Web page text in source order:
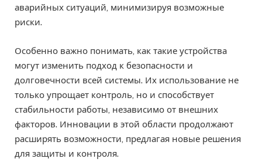
аварийных ситуаций, минимизируя возможные
риски.
Особенно важно понимать, как такие устройства
могут изменить подход к безопасности и
долговечности всей системы. Их использование не
только упрощает контроль, но и способствует
стабильности работы, независимо от внешних
факторов. Инновации в этой области продолжают
расширять возможности, предлагая новые решения
для защиты и контроля.